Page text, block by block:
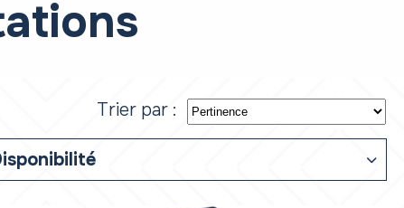
Trier par :